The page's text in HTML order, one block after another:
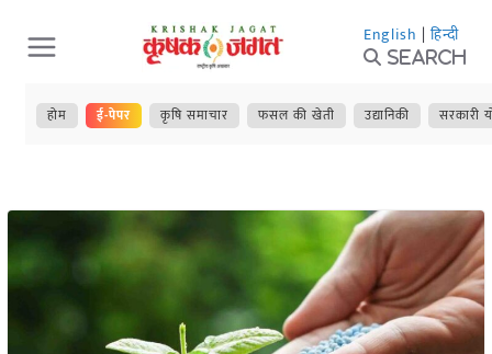
Skip
to
content
English | हिन्दी
Search
होम ई-पेपर कृषि समाचार फसल की खेती उद्यानिकी सरकारी